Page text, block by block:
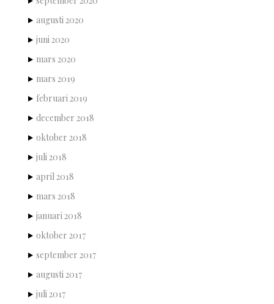
augusti 2020
juni 2020
mars 2020
mars 2019
februari 2019
december 2018
oktober 2018
juli 2018
april 2018
mars 2018
januari 2018
oktober 2017
september 2017
augusti 2017
juli 2017